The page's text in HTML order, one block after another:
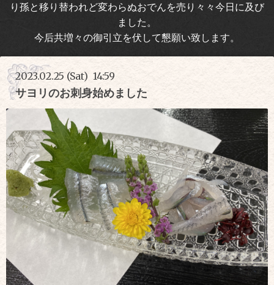
り孫と移り替われど変わらぬおでんを売り々々今日に及び
ました。
今后共増々の御引立を伏して懇願い致します。
2023.02.25 (Sat) 14:59
サヨリのお刺身始めました